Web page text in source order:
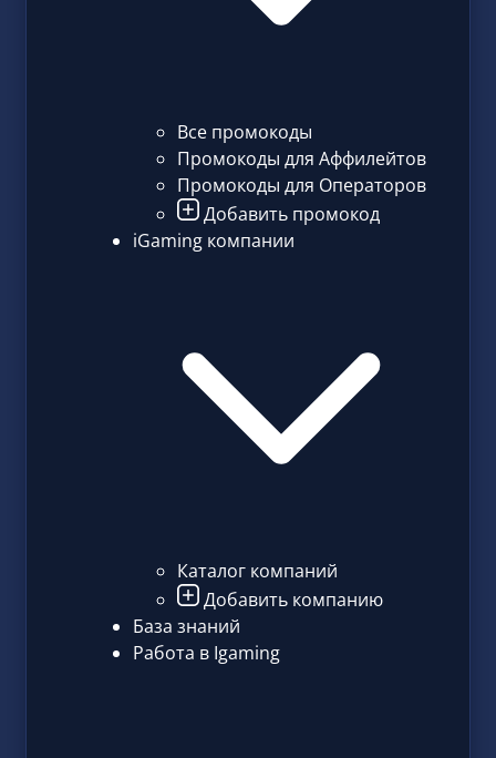
Все промокоды
Промокоды для Аффилейтов
Промокоды для Операторов
Добавить промокод
iGaming компании
Каталог компаний
Добавить компанию
База знаний
Работа в Igaming